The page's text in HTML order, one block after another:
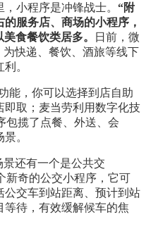
小程序是冲锋战士。 “附
服务店、商场的小程序，
食餐饮类居多。
日前，微
快递、餐饮、酒旅等线下
。
能，你可以选择到店自助
取；麦当劳利用数字化技
包揽了点餐、外送、会
。
还有一个是公共交
新奇的公交小程序，它可
公交车到站距离、预计到站
等待，有效缓解候车的焦